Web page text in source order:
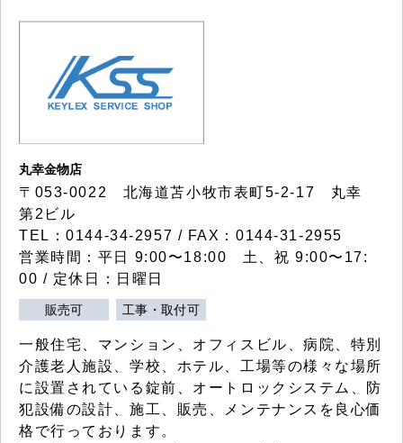
丸幸金物店
〒053-0022 北海道苫小牧市表町5-2-17 丸幸
第2ビル
TEL：0144-34-2957 / FAX：0144-31-2955
営業時間：平日 9:00〜18:00 土、祝 9:00〜17:
00 / 定休日：日曜日
販売可 工事・取付可
一般住宅、マンション、オフィスビル、病院、特別
介護老人施設、学校、ホテル、工場等の様々な場所
に設置されている錠前、オートロックシステム、防
犯設備の設計、施工、販売、メンテナンスを良心価
格で行っております。